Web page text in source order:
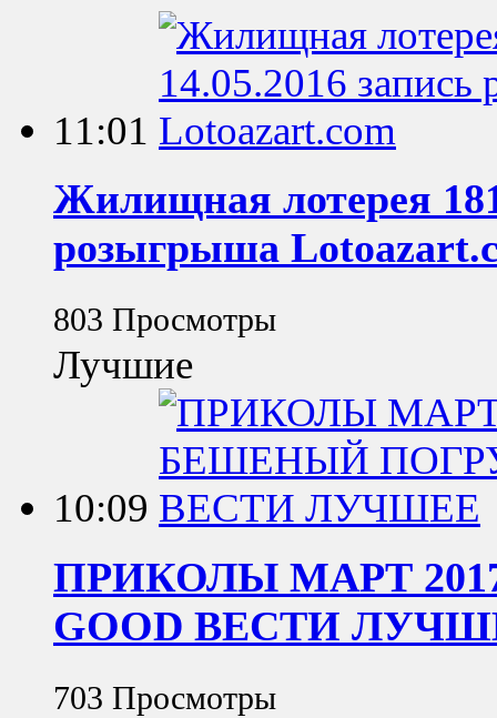
11:01
Жилищная лотерея
розыгрыша
803 Просмотры
Лучшие
10:09
ПРИКОЛЫ МАРТ
GOOD ВЕСТИ
703 Просмотры